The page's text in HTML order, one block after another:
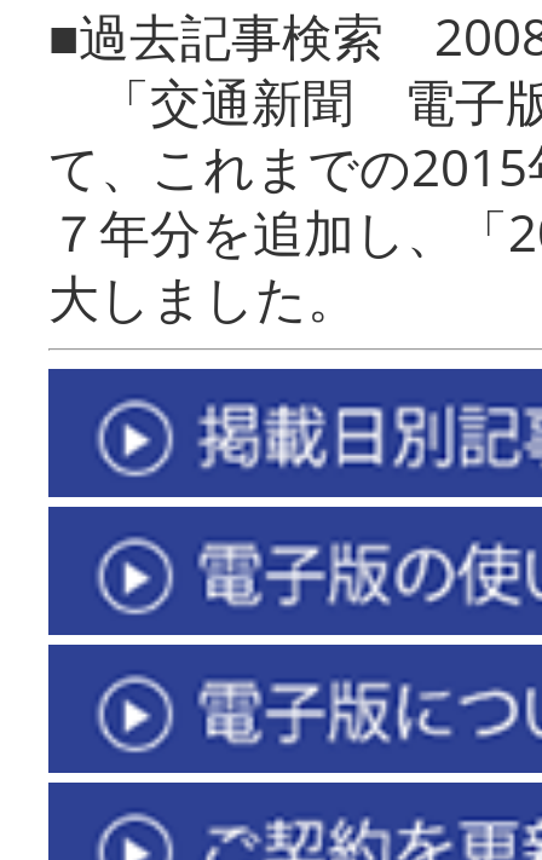
■過去記事検索
「交通新聞 電子
て、これまでの
７年分を追加し、「
大しまし